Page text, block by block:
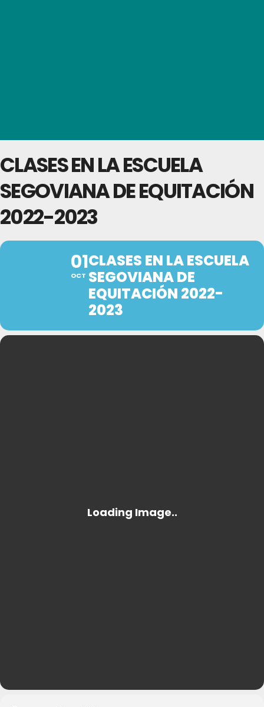
CLASES EN LA ESCUELA
SEGOVIANA DE EQUITACIÓN
2022-2023
01
OCT
CLASES EN LA ESCUELA
SEGOVIANA DE
EQUITACIÓN 2022-
2023